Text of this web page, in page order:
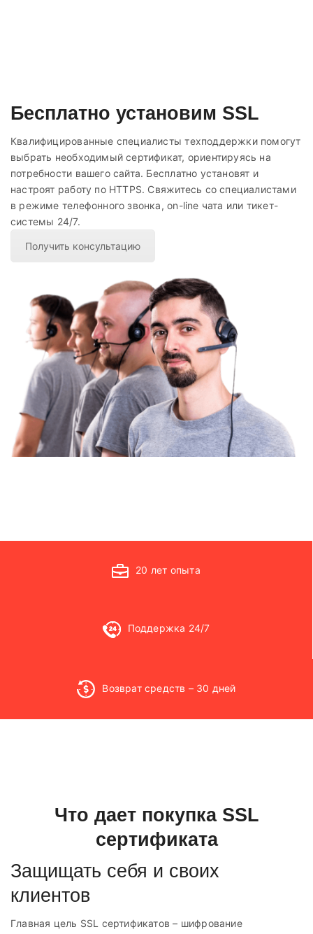
Бесплатно установим SSL
Квалифицированные специалисты техподдержки помогут
выбрать необходимый сертификат, ориентируясь на
потребности вашего сайта. Бесплатно установят и
настроят работу по HTTPS. Свяжитесь со специалистами
в режиме телефонного звонка, on-line чата или тикет-
системы 24/7.
Получить консультацию
20 лет опыта
Поддержка 24/7
Возврат средств – 30 дней
Что дает покупка SSL
сертификата
Защищать себя и своих
клиентов
Главная цель SSL сертификатов – шифрование